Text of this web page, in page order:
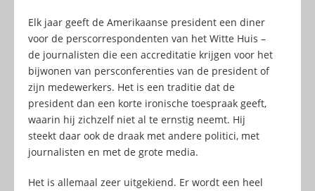
Elk jaar geeft de Amerikaanse president een diner
voor de perscorrespondenten van het Witte Huis –
de journalisten die een accreditatie krijgen voor het
bijwonen van persconferenties van de president of
zijn medewerkers. Het is een traditie dat de
president dan een korte ironische toespraak geeft,
waarin hij zichzelf niet al te ernstig neemt. Hij
steekt daar ook de draak met andere politici, met
journalisten en met de grote media.
Het is allemaal zeer uitgekiend. Er wordt een heel